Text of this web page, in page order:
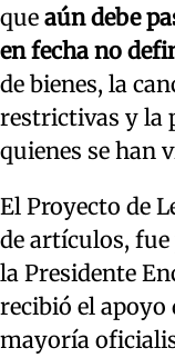
que aún debe
en fecha no
de bienes, la
restrictivas y la
quienes se han
El Proyecto de
de artículos,
la Presidente
recibió el apoyo
mayoría